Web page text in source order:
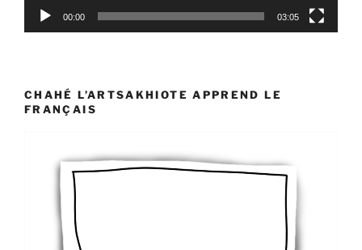
00:00 03:05
CHAHÉ L’ARTSAKHIOTE APPREND LE
FRANÇAIS